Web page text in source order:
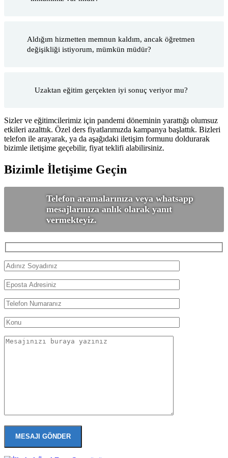
Aldığım hizmetten memnun kaldım, ancak öğretmen
değişikliği istiyorum, mümkün müdür?
Uzaktan eğitim gerçekten iyi sonuç veriyor mu?
Sizler ve eğitimcilerimiz için pandemi döneminin yarattığı olumsuz
etkileri azalttık. Özel ders fiyatlarımızda kampanya başlattık. Bizleri
telefon ile arayarak, ya da aşağıdaki iletişim formunu doldurarak
bizimle iletişime geçebilir, fiyat teklifi alabilirsiniz.
Bizimle İletişime Geçin
Telefon aramalarınıza veya whatsapp
mesajlarınıza anlık olarak yanıt
vermekteyiz.